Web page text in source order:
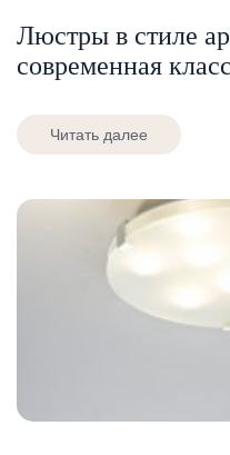
Люстры в стиле
современная
Читать далее